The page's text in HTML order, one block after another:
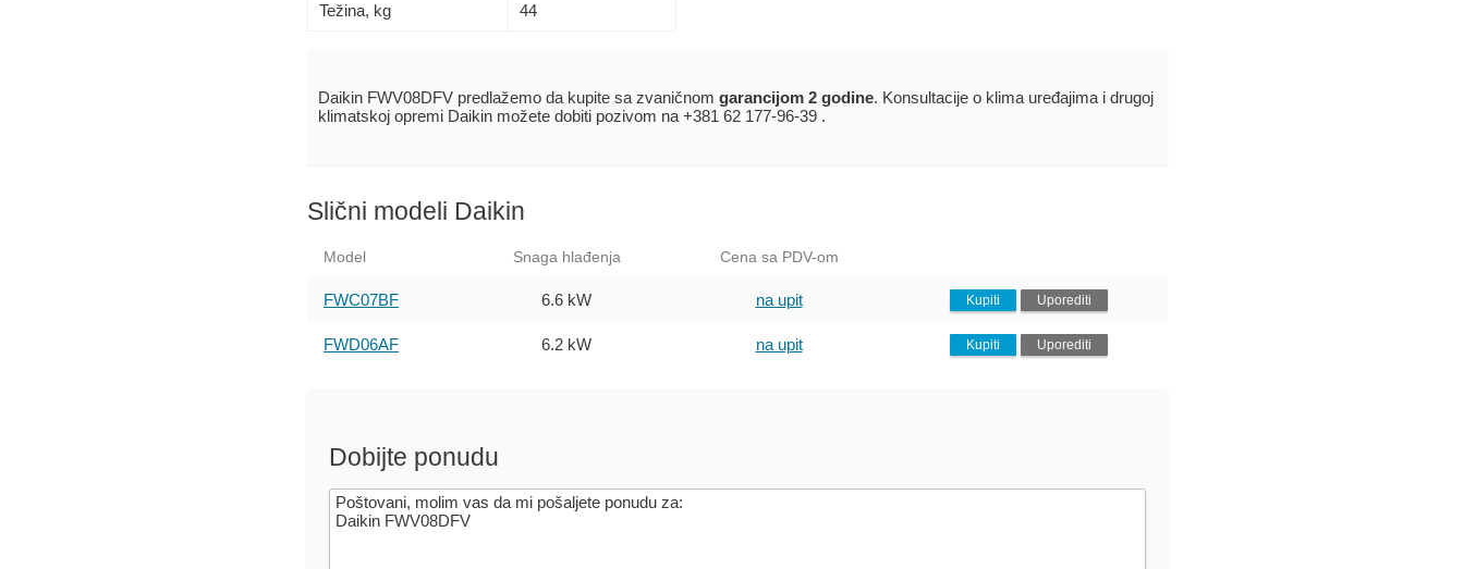
Težina, kg 44
Daikin FWV08DFV predlažemo da kupite sa zvaničnom garancijom 2 godine. Konsultacije o klima uređajima i drugoj
klimatskoj opremi Daikin možete dobiti pozivom na +381 62 177-96-39 .
Slični modeli Daikin
Model Snaga hlađenja Cena sa PDV-om
FWC07BF 6.6 kW na upit Kupiti Uporediti
FWD06AF 6.2 kW na upit Kupiti Uporediti
Dobijte ponudu